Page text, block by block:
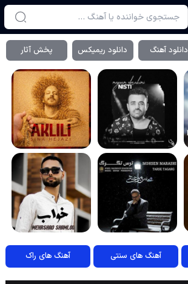
دانلود آهنگ دانلود ریمیکس پخش آثار
آهنگ های سنتی آهنگ های راک